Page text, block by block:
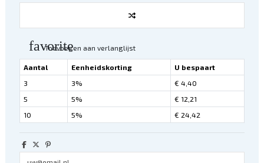
favorite
Toevoegen aan verlanglijst
Aantal Eenheidskorting
U bespaart
3
3%
€ 4,40
5
5%
€ 12,21
10
5% € 24,42